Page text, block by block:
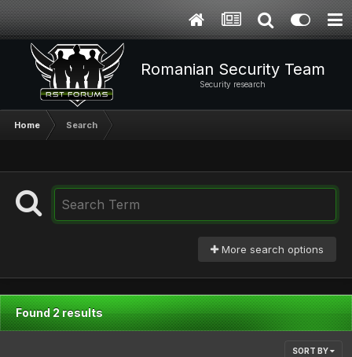
Romanian Security Team
Security research
Home Search
More search options
Found 2 results
SORT BY